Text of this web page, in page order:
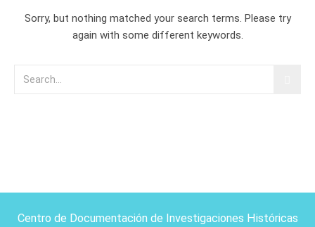
Sorry, but nothing matched your search terms. Please try
again with some different keywords.
Centro de Documentación de Investigaciones Históricas